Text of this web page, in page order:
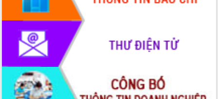
Phó Chủ tịch UBND tỉnh Đắk Lắk
Trương Công Thái kiểm tra thực địa
Dự án cao tốc Khánh Hòa - Buôn Ma
Thuột
Định vị cà phê Việt Nam như một “di
sản sống” trong dòng chảy toàn cầu
Xây dựng nông thôn mới: Nâng cao đời
sống người dân từ những mô hình thiết
thực